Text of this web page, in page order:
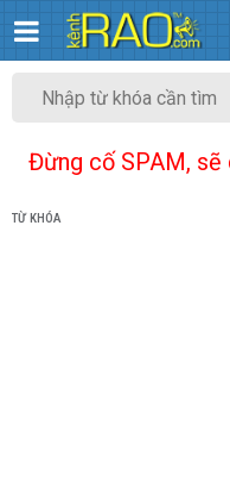
Đừng cố SPAM, sẽ
TỪ KHÓA